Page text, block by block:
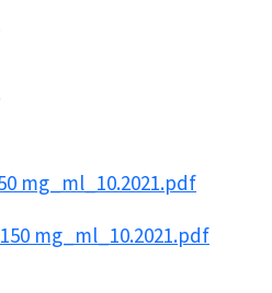
mg_ml_10.2021.pdf
mg_ml_10.2021.pdf